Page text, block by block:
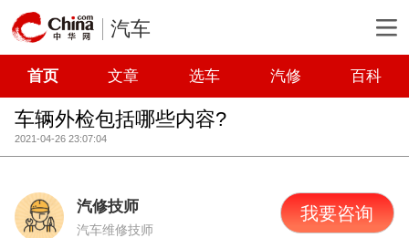
汽车
首页 文章 选车 汽修 百科
车辆外检包括哪些内容?
2021-04-26 23:07:04
汽修技师
汽车维修技师
我要咨询